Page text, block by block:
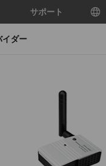
サポート
イダー